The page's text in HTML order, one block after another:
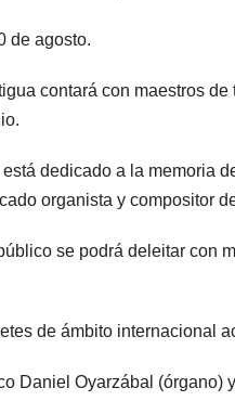
de agosto.
contará con maestros
dedicado a la memoria
organista y compositor
se podrá deleitar con
de ámbito internacional
Daniel Oyarzábal (órgano)